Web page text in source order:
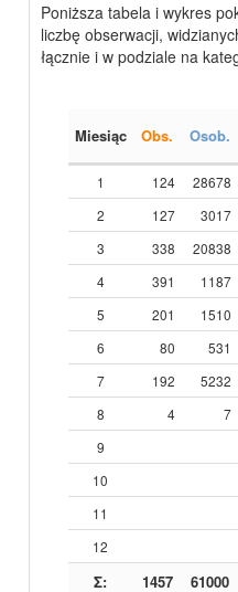
Poniższa tabela i wykres
liczbę obserwacji,
łącznie i w podziale na
Miesiąc Obs. Osob.
1 124 28678
2
127 3017
3
338 20838
4
391 1187
5
201 1510
6
80 531
7
192 5232
8
4 7
9
10
11
12
Σ: 1457 61000